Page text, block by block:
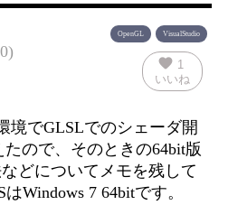
OpenGL VisualStudio
favorite 1
いいね
境でGLSLでのシェーダ開
ので、そのときの64bit版
どについてメモを残して
Windows 7 64bitです。